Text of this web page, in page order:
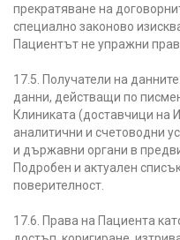
прекратяване на
специално законово
Пациентът не упражни
17.5. Получатели на
данни, действащи по
Клиниката (доставчици на
аналитични и счетоводни
и държавни органи в
Подробен и актуален
поверителност.
17.6. Права на Пациента